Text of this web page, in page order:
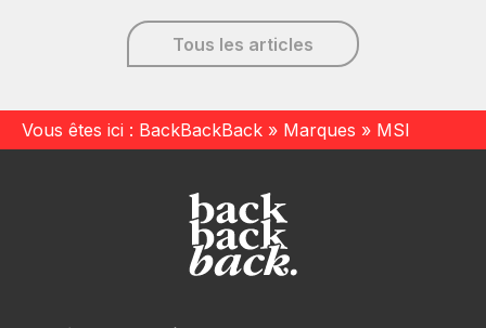
Tous les articles
Vous êtes ici : BackBackBack » Marques » MSI